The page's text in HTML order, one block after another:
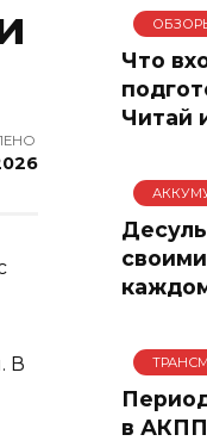
В
Что
Читай
в